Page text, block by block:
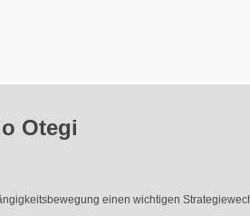
Otegi
einen wichtigen